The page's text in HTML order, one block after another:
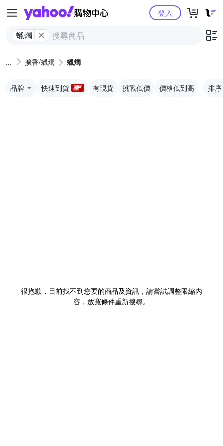
Yahoo購物中心
蠟燭
登入
擴香/蠟燭 蠟燭
品牌 快速到貨 有現貨 挑戰低價 價格低到高 排序
很抱歉，目前找不到您要的商品及資訊，請嘗試調整限縮內
容，放寬條件重新搜尋。